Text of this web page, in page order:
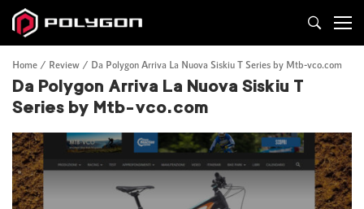
Home Review Da Polygon Arriva La Nuova Siskiu T Series by Mtb-vco.com
Da Polygon Arriva La Nuova Siskiu T
Series by Mtb-vco.com